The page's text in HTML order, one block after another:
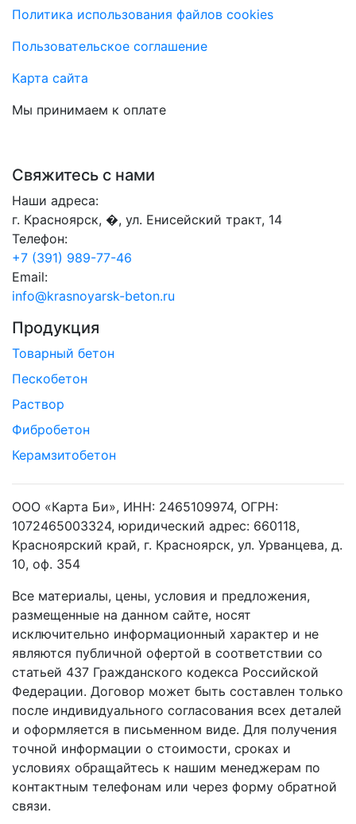
Политика использования файлов cookies
Пользовательское соглашение
Карта сайта
Мы принимаем к оплате
Свяжитесь с нами
Наши адреса:
г. Красноярск, �, ул. Енисейский тракт, 14
Телефон:
+7 (391) 989-77-46
Email:
info@krasnoyarsk-beton.ru
Продукция
Товарный бетон
Пескобетон
Раствор
Фибробетон
Керамзитобетон
ООО «Карта Би», ИНН: 2465109974, ОГРН:
1072465003324, юридический адрес: 660118,
Красноярский край, г. Красноярск, ул. Урванцева, д.
10, оф. 354
Все материалы, цены, условия и предложения,
размещенные на данном сайте, носят
исключительно информационный характер и не
являются публичной офертой в соответствии со
статьей 437 Гражданского кодекса Российской
Федерации. Договор может быть составлен только
после индивидуального согласования всех деталей
и оформляется в письменном виде. Для получения
точной информации о стоимости, сроках и
условиях обращайтесь к нашим менеджерам по
контактным телефонам или через форму обратной
связи.